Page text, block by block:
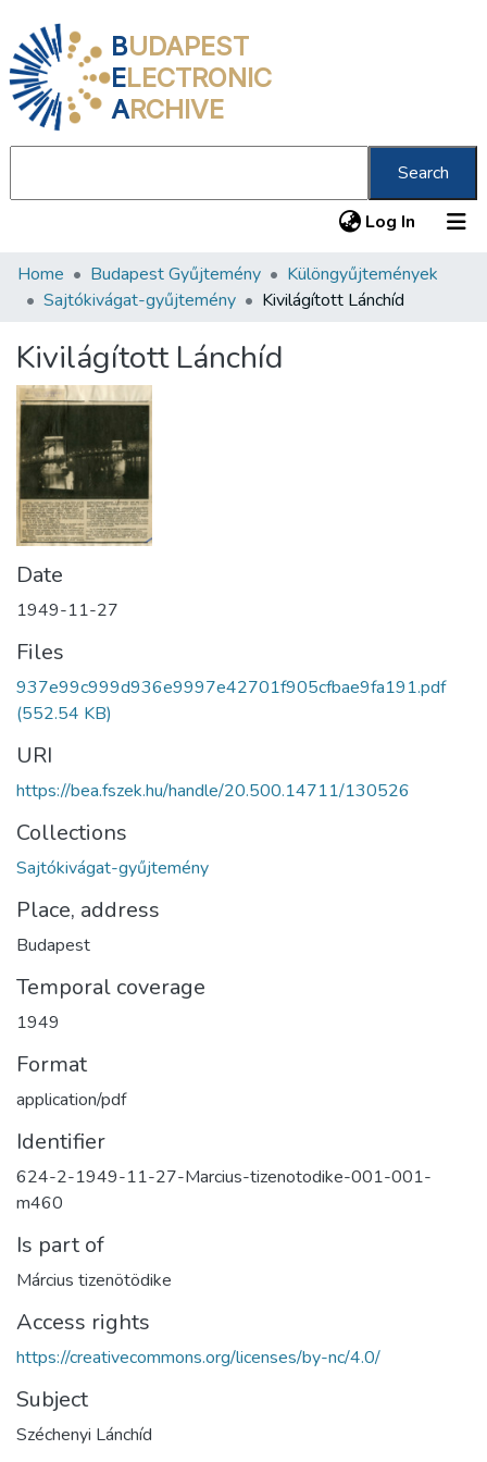
BUDAPEST
ELECTRONIC
ARCHIVE
Search
Log In (current)
Communities & Collections
Statistics
About us
Home Budapest Gyűjtemény
Különgyűjtemények
Sajtókivágat-gyűjtemény
Kivilágított Lánchíd
Kivilágított Lánchíd
Date
1949-11-27
Files
937e99c999d936e9997e42701f905cfbae9fa191.pdf
(552.54 KB)
URI
https://bea.fszek.hu/handle/20.500.14711/130526
Collections
Sajtókivágat-gyűjtemény
Place, address
Budapest
Temporal coverage
1949
Format
application/pdf
Identifier
624-2-1949-11-27-Marcius-tizenotodike-001-001-
m460
Is part of
Március tizenötödike
Access rights
https://creativecommons.org/licenses/by-nc/4.0/
Subject
Széchenyi Lánchíd